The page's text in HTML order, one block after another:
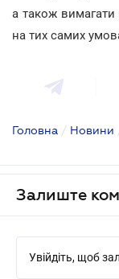
а також вимагати
на тих самих
Головна / Новини
Залиште
Увійдіть, щоб